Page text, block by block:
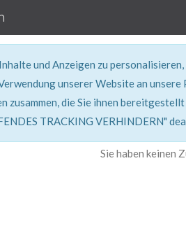
und Anzeigen zu
unserer Website an
zusammen, die Sie ihnen
TRACKING VERHINDERN"
Sie haben keinen